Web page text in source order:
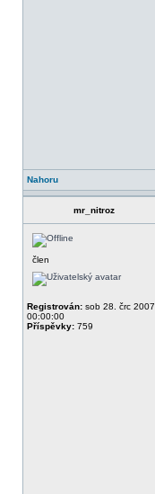
Nahoru
mr_nitroz
člen
Registrován: sob 28. črc 2007
00:00:00
Příspěvky: 759